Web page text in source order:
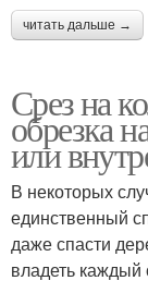
читать дальше →
Срез на
обрезка
или
В некоторых
единственный
даже спасти
владеть каждый